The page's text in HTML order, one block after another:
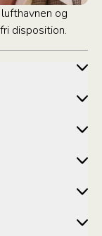
og
disposition.